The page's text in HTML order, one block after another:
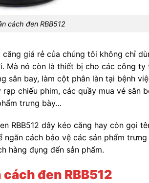
cách đen RBB512
căng giá rẻ của chúng tôi không chỉ
Mà nó còn là thiết bị cho các công ty
sân bay, làm cột phân làn tại bệnh
chiếu phim, các quầy mua vé sân
trưng bày…
RBB512 dây kéo căng hay còn gọi
cách bảo vệ các sản phẩm
hàng đụng đến sản phẩm.
đen RBB512